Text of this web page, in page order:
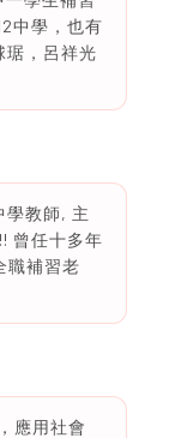
中學，也有
琚，呂祥光
學教師, 主
曾任十多年
職補習老
應用社會